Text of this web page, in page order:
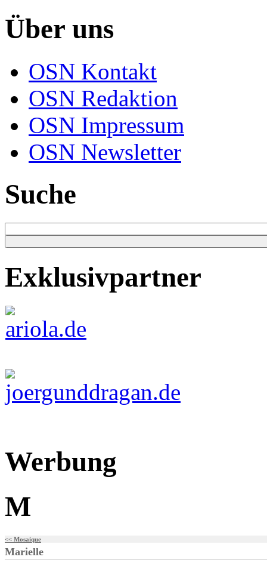
Über uns
OSN Kontakt
OSN Redaktion
OSN Impressum
OSN Newsletter
Suche
Exklusivpartner
Werbung
M
<< Mosaique
Marielle